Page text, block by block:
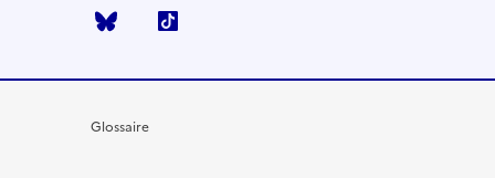
Bluesky
Glossaire